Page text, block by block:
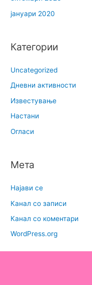
јануари 2020
Категории
Uncategorized
Дневни активности
Известување
Настани
Огласи
Мета
Најави се
Канал со записи
Канал со коментари
WordPress.org